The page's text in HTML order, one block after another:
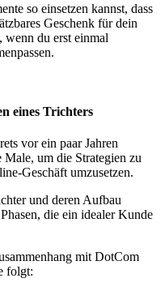
so einsetzen kannst, dass
Geschenk für dein
wenn du erst einmal
eines Trichters
vor ein paar Jahren
Male, um die Strategien zu
Geschäft umzusetzen.
und deren Aufbau
die ein idealer Kunde
mit DotCom
folgt: